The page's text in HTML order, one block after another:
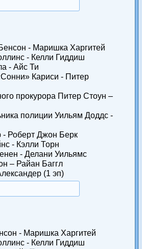
- Маришка Харгитей
- Келли Гиддиш
- Айс Ти
Кариси - Питер
прокурора Питер Стоун –
полиции Уильям Доддс -
- Роберт Джон Берк
- Кэлли Торн
- Делани Уильямс
– Райан Баггл
(1 эп)
- Маришка Харгитей
- Келли Гиддиш